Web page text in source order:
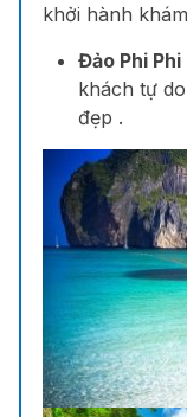
khởi hành
Đảo Phi Phi
khách tự
đẹp .